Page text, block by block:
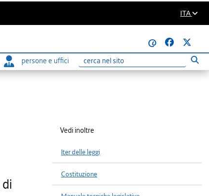
ITA
@
persone e uffici
Ricerca
Vedi inoltre
Iter delle leggi
Costituzione